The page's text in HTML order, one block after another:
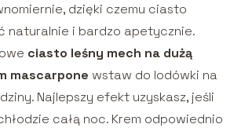
dzięki czemu ciasto
naturalnie i bardzo apetycznie.
ciasto leśny mech na dużą
mascarpone wstaw do lodówki na
Najlepszy efekt uzyskasz, jeśli
całą noc. Krem odpowiednio